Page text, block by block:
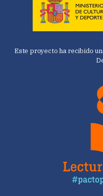
Este proyecto ha recibido